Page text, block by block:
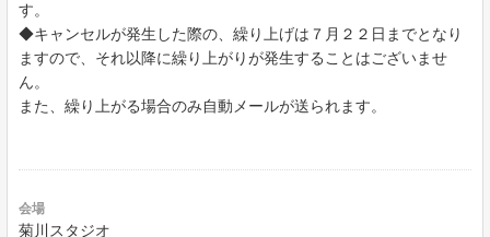
す。
◆キャンセルが発生した際の、繰り上げは７月２２日までとなり
ますので、それ以降に繰り上がりが発生することはございませ
ん。
また、繰り上がる場合のみ自動メールが送られます。
会場
菊川スタジオ